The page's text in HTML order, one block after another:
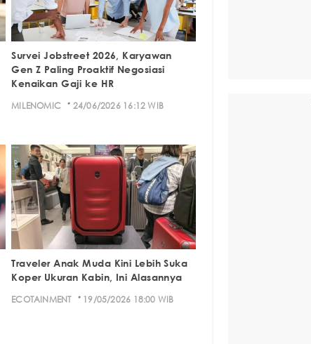
Survei Jobstreet 2026, Karyawan
Gen Z Paling Proaktif Negosiasi
Kenaikan Gaji ke HR
MILENOMIC · 24/06/2026 16:12 WIB
Traveler Anak Muda Kini Lebih Suka
Koper Ukuran Kabin, Ini Alasannya
ECOTAINMENT · 19/05/2026 18:00 WIB